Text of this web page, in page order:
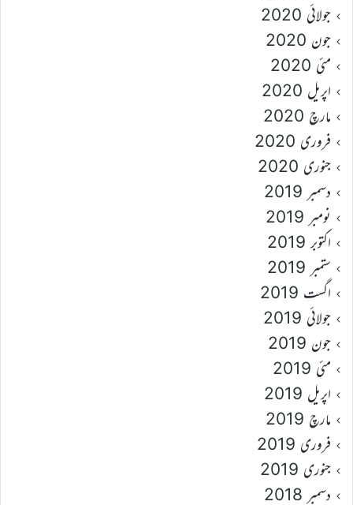
جولائی 2020
جون 2020
مئی 2020
اپریل 2020
مارچ 2020
فروری 2020
جنوری 2020
دسمبر 2019
نومبر 2019
اکتوبر 2019
ستمبر 2019
اگست 2019
جولائی 2019
جون 2019
مئی 2019
اپریل 2019
مارچ 2019
فروری 2019
جنوری 2019
دسمبر 2018